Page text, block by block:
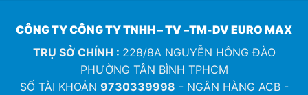
CÔNG TY CÔNG TY TNHH – TV –TM-DV EURO MAX
TRỤ SỞ CHÍNH : 228/8A NGUYỄN HÔNG ĐÀO
PHƯỜNG TÂN BÌNH TPHCM
SỐ TÀI KHOẢN 9730339998 - NGÂN HÀNG ACB -